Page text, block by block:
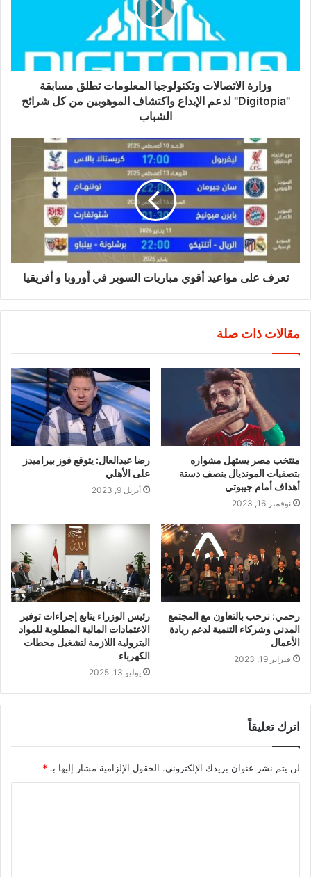
وزارة الاتصالات وتكنولوجيا المعلومات تطلق مسابقة
"Digitopia" لدعم الإبداع واكتشاف الموهوبين من كل شرائح
الشباب
تعرف على مواعيد أقوي مباريات السوبر في أوروبا و أفريقيا
مقالات ذات صلة
منتخب مصر يستهل مشواره
بتصفيات المونديال بنصف دستة
أهداف أمام جيبوتي
نوفمبر 16, 2023
رضا عبدالعال: يتوقع فوز بيراميدز
على الأهلي
أبريل 9, 2023
رحمي: نرحب بالتعاون مع المجتمع
المدني وشركاء التنمية لدعم ريادة
الأعمال
فبراير 19, 2023
رئيس الوزراء يتابع إجراءات توفير
الاعتمادات المالية المطلوبة للمواد
البترولية اللازمة لتشغيل محطات
الكهرباء
يوليو 13, 2025
اترك تعليقاً
لن يتم نشر عنوان بريدك الإلكتروني. الحقول الإلزامية مشار إليها بـ*